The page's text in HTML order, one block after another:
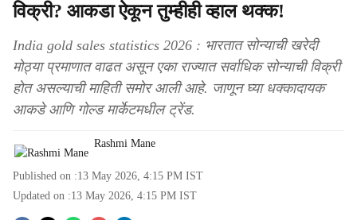
विक्री? आकडा ऐकून तुम्हीही व्हाल थक्क!
India gold sales statistics 2026 : भारतात सोन्याची खरेदी
मोठ्या प्रमाणात वाढत असून एका राज्यात सर्वाधिक सोन्याची विक्री
होत असल्याची माहिती समोर आली आहे. जाणून घ्या धक्कादायक
आकडे आणि गोल्ड मार्केटमधील ट्रेंड.
Rashmi Mane
Published on :13 May 2026, 4:15 PM IST
Updated on :13 May 2026, 4:15 PM IST